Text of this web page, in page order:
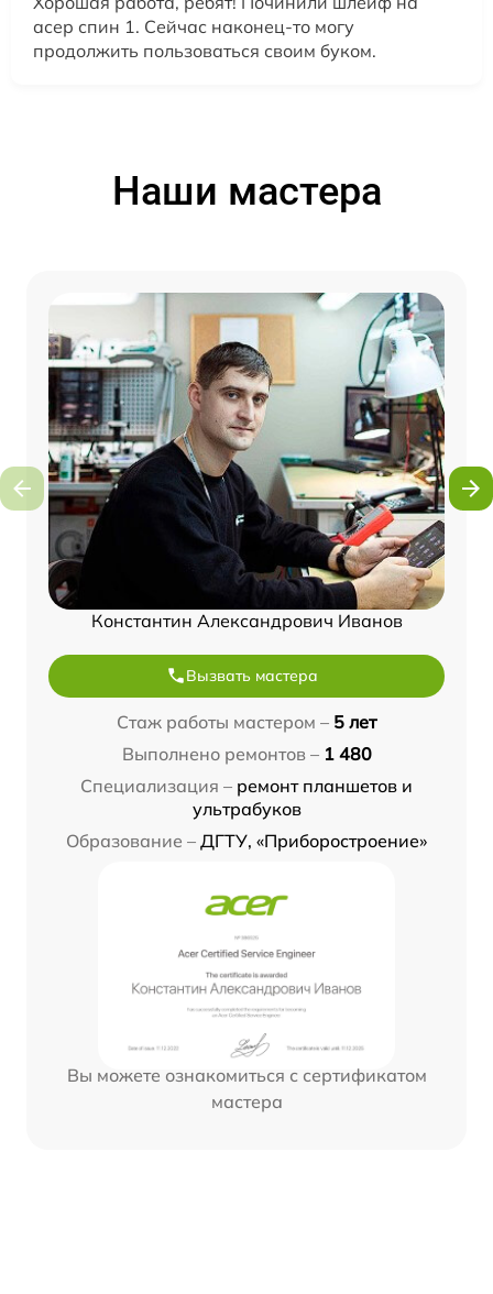
асер спин 1. Сейчас наконец-то могу
продолжить пользоваться своим буком.
Наши мастера
Константин Александрович Иванов
Вызвать мастера
Стаж работы мастером – 5 лет
Выполнено ремонтов – 1 480
Специализация – ремонт планшетов и
ультрабуков
Образование – ДГТУ, «Приборостроение»
Вы можете ознакомиться с сертификатом
мастера